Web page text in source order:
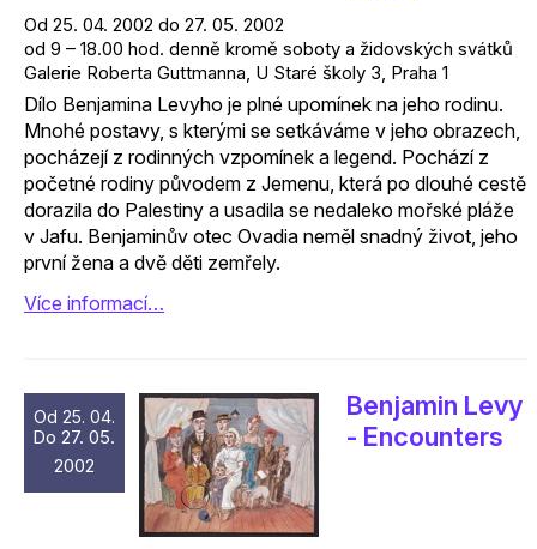
Od 25. 04. 2002 do 27. 05. 2002
od 9 – 18.00 hod. denně kromě soboty a židovských svátků
Galerie Roberta Guttmanna, U Staré školy 3, Praha 1
Dílo Benjamina Levyho je plné upomínek na jeho rodinu.
Mnohé postavy, s kterými se setkáváme v jeho obrazech,
pocházejí z rodinných vzpomínek a legend. Pochází z
početné rodiny původem z Jemenu, která po dlouhé cestě
dorazila do Palestiny a usadila se nedaleko mořské pláže
v Jafu. Benjaminův otec Ovadia neměl snadný život, jeho
první žena a dvě děti zemřely.
Více informací…
Od 25. 04.
Do 27. 05.
2002
Benjamin Levy
- Encounters